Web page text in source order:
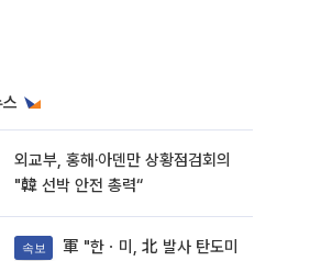
외교부, 홍해·아덴만 상황점검회의
"韓 선박 안전 총력“
속보